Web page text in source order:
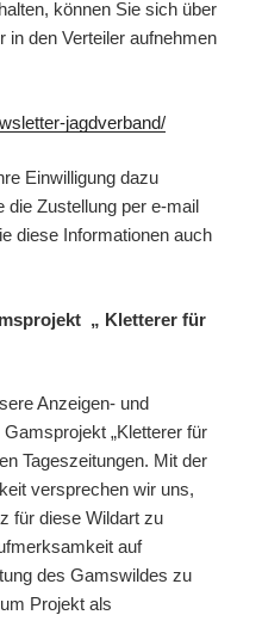
können Sie sich über
in den Verteiler aufnehmen
jagdverband/
Einwilligung dazu
die Zustellung per e-mail
diese Informationen auch
„ Kletterer für
Anzeigen- und
„Kletterer für
Tageszeitungen. Mit der
versprechen wir uns,
für diese Wildart zu
auf
des Gamswildes zu
Projekt als